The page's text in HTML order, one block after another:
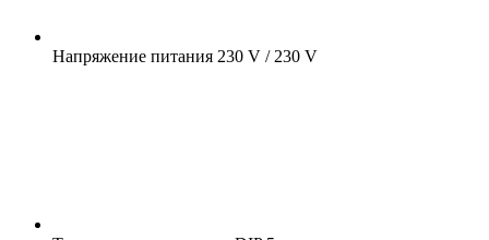
Напряжение питания 230 V / 230 V